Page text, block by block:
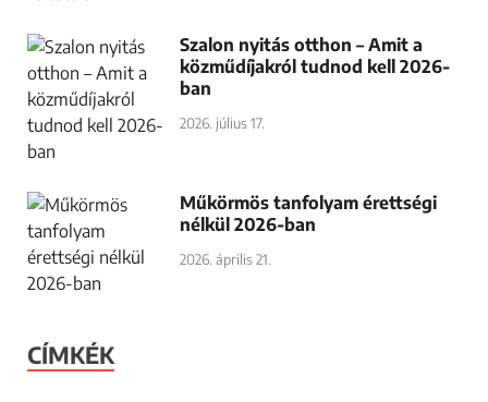
Szalon nyitás otthon – Amit a
közműdíjakról tudnod kell 2026-
ban
2026. július 17.
Műkörmös tanfolyam érettségi
nélkül 2026-ban
2026. április 21.
CÍMKÉK